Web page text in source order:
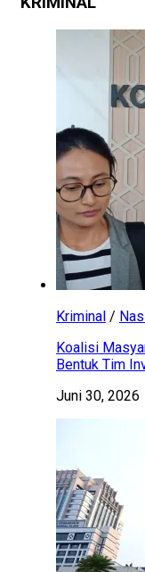
Kriminal /
Koalisi
Bentuk Tim
Juni 30, 2026